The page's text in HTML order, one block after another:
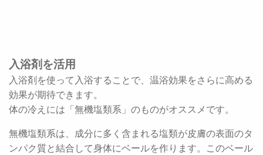
入浴剤を活用
入浴剤を使って入浴することで、温浴効果をさらに高める
効果が期待できます。
体の冷えには「無機塩類系」のものがオススメです。
無機塩類系は、成分に多く含まれる塩類が皮膚の表面のタ
ンパク質と結合して身体にベールを作ります。このベール